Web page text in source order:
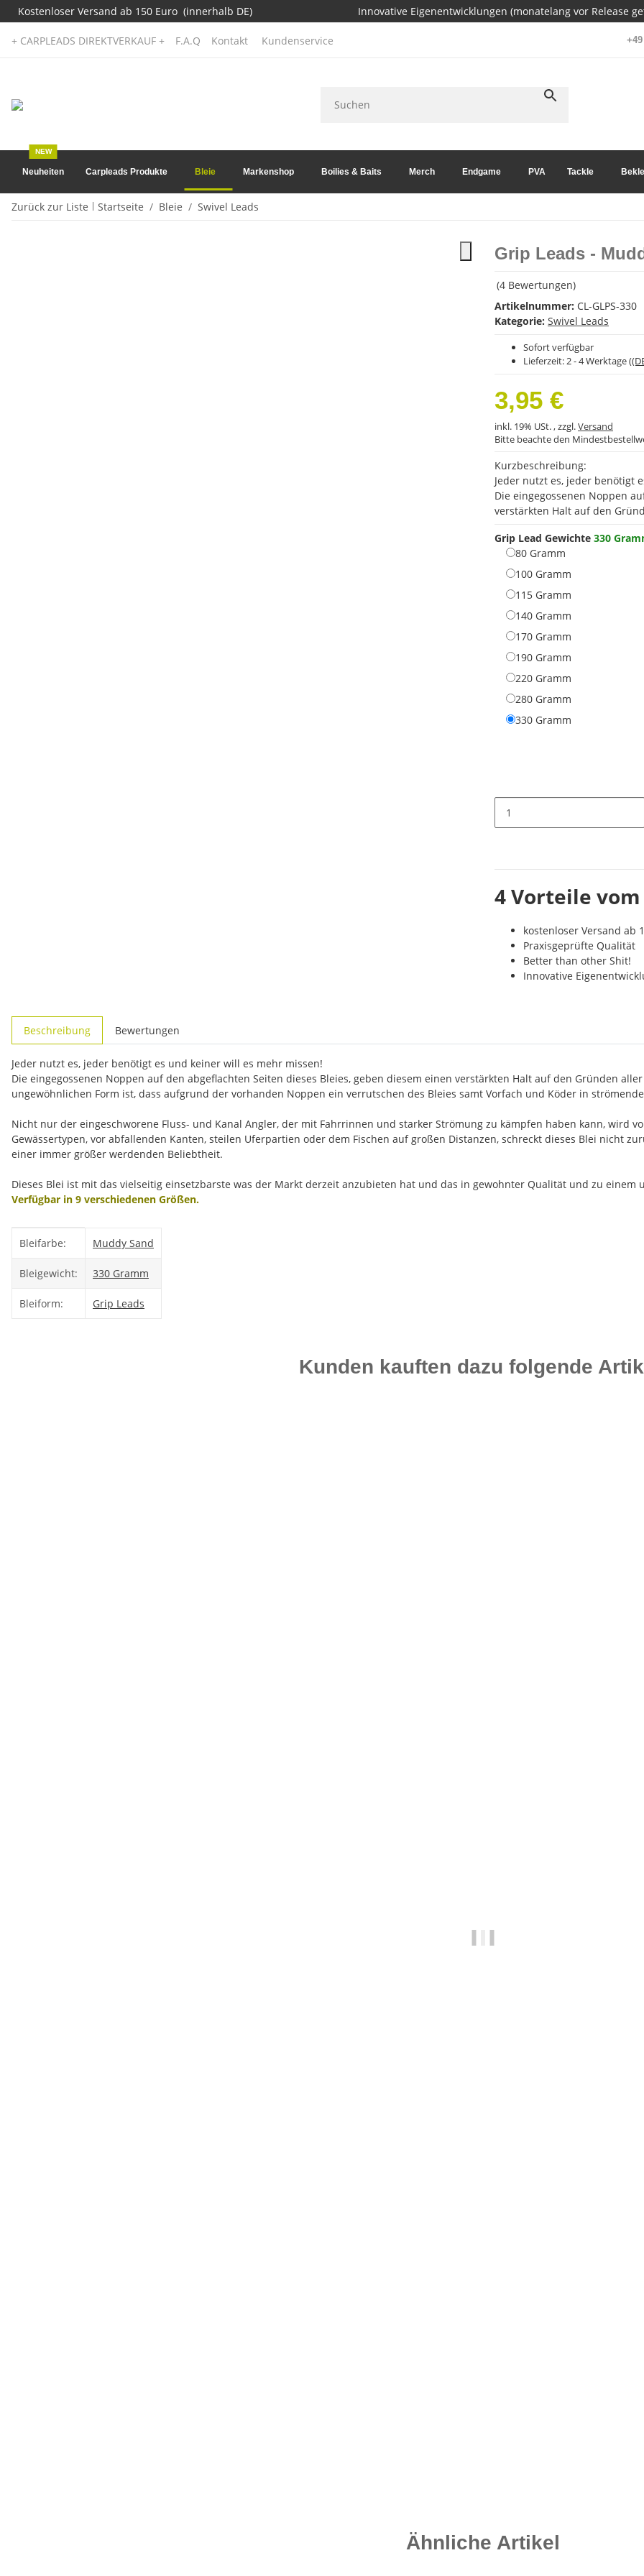
Kostenloser Versand ab 150 Euro (innerhalb DE) Innovative Eigenentwicklungen (monatelang vor Release
+ CARPLEADS DIREKTVERKAUF + F.A.Q Kontakt Kundenservice
Neuheiten
NEW
Carpleads Produkte Bleie Markenshop Boilies & Baits Merch Endgame PVA Tackle
Zurück zur Liste Startseite Bleie Swivel Leads
Grip Leads -
(4 Bewertungen)
Artikelnummer: CL-GLPS-330
Kategorie: Swivel Leads
Sofort verfügbar
Lieferzeit: 2 - 4 Werktage
3,95 €
inkl. 19% USt. , zzgl.Versand
Bitte beachte den
Kurzbeschreibung:
Jeder nutzt es, jeder benötigt
Die eingegossenen Noppen
verstärkten Halt auf den
Grip Lead Gewichte 330
80 Gramm
100 Gramm
115 Gramm
140 Gramm
170 Gramm
190 Gramm
220 Gramm
280 Gramm
330 Gramm
4 Vorteile
kostenloser Versand ab
Praxisgeprüfte Qualität
Better than other Shit!
Innovative
Beschreibung Bewertungen
Jeder nutzt es, jeder benötigt es und keiner will es mehr missen!
Die eingegossenen Noppen auf den abgeflachten Seiten dieses Bleies, geben diesem einen verstärkten Halt auf den Gründen
ungewöhnlichen Form ist, dass aufgrund der vorhanden Noppen ein verrutschen des Bleies samt Vorfach und Köder in
Nicht nur der eingeschworene Fluss- und Kanal Angler, der mit Fahrrinnen und starker Strömung zu kämpfen haben kann, wird
Gewässertypen, vor abfallenden Kanten, steilen Uferpartien oder dem Fischen auf großen Distanzen, schreckt dieses Blei nicht
einer immer größer werdenden Beliebtheit.
Dieses Blei ist mit das vielseitig einsetzbarste was der Markt derzeit anzubieten hat und das in gewohnter Qualität und zu einem
Verfügbar in 9 verschiedenen Größen.
Bleifarbe: Muddy Sand
Bleigewicht: 330 Gramm
Bleiform: Grip Leads
Kunden kauften dazu folgende
Ähnliche Artikel